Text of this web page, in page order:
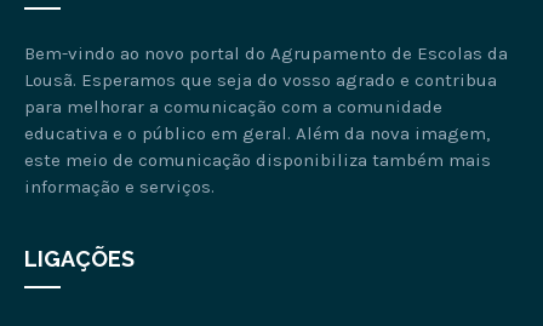
Bem-vindo ao novo portal do Agrupamento de Escolas da
Lousã. Esperamos que seja do vosso agrado e contribua
para melhorar a comunicação com a comunidade
educativa e o público em geral. Além da nova imagem,
este meio de comunicação disponibiliza também mais
informação e serviços.
LIGAÇÕES